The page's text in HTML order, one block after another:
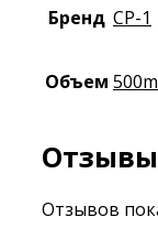
Бренд CP-1
Объем
Отзывы
Отзывов